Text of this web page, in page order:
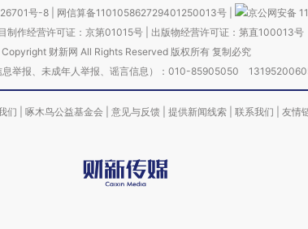
号-8 网信算备110105862729401250013号
京公网安备
制作经营许可证：京第01015号| 出版物经营许可证：第直100013号
Copyright 财新网 All Rights Reserved 版权所有 复制必究
息举报、未成年人举报、谣言信息）：010-85905050
们 啄木鸟公益基金会 意见与反馈 提供新闻线索 联系我们 友情